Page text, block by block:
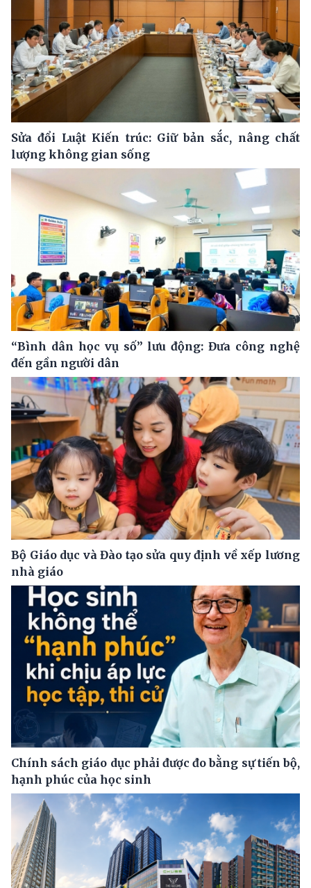
Sửa đổi Luật Kiến trúc: Giữ bản sắc, nâng chất
lượng không gian sống
“Bình dân học vụ số” lưu động: Đưa công nghệ
đến gần người dân
Bộ Giáo dục và Đào tạo sửa quy định về xếp lương
nhà giáo
Chính sách giáo dục phải được đo bằng sự tiến bộ,
hạnh phúc của học sinh